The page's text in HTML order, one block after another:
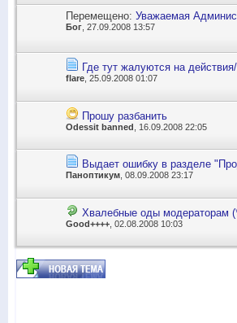
Перемещено: Уважаемая
Бог , 27.09.2008 13:57
Где тут жалуются на
flare , 25.09.2008 01:07
Прошу разбанить
Odessit banned , 16.09.2008 22:05
Выдает ошибку в разделе
Паноптикум , 08.09.2008 23:17
Хвалебные оды модераторам
Good++++ , 02.08.2008 10:03